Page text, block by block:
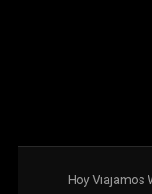
Hoy Viajamos